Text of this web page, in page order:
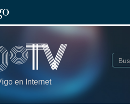
en Internet
Buscar